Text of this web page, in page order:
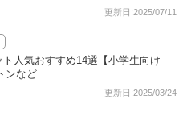
更新日:2025/07/11
人気おすすめ14選【小学生向け
ンなど
更新日:2025/03/24